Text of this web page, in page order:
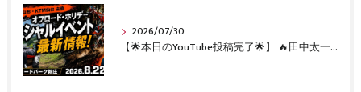
2026/07/30
【🌟本日のYouTube投稿完了🌟】 🔥田中太一さんをスペシャルゲストに🔥 8月22日(土)オフロード・ホリデー最新情報！！